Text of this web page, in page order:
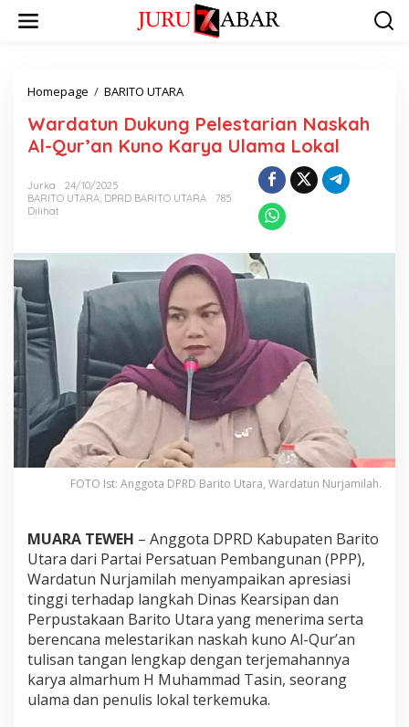
Homepage / BARITO UTARA
Wardatun Dukung Pelestarian Naskah
Al-Qur’an Kuno Karya Ulama Lokal
Jurka
24/10/2025
BARITO UTARA, DPRD BARITO UTARA
785
Dilihat
FOTO Ist: Anggota DPRD Barito Utara, Wardatun Nurjamilah.
MUARA TEWEH – Anggota DPRD Kabupaten Barito
Utara dari Partai Persatuan Pembangunan (PPP),
Wardatun Nurjamilah menyampaikan apresiasi
tinggi terhadap langkah Dinas Kearsipan dan
Perpustakaan Barito Utara yang menerima serta
berencana melestarikan naskah kuno Al-Qur’an
tulisan tangan lengkap dengan terjemahannya
karya almarhum H Muhammad Tasin, seorang
ulama dan penulis lokal terkemuka.